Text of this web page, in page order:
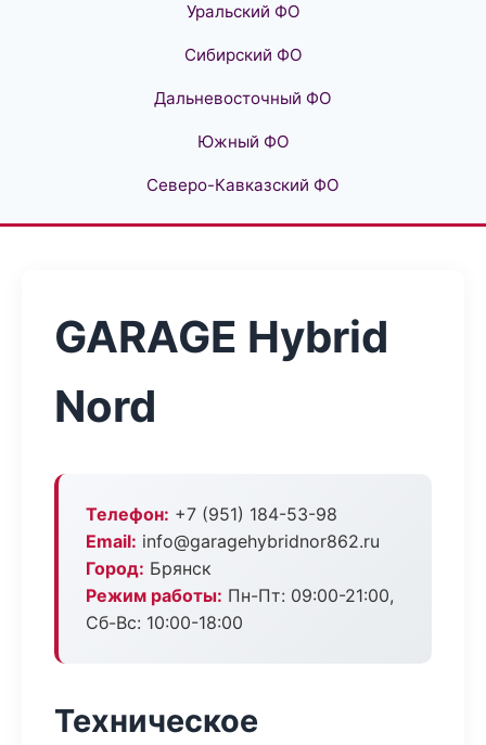
Уральский ФО
Сибирский ФО
Дальневосточный ФО
Южный ФО
Северо-Кавказский ФО
GARAGE Hybrid
Nord
Телефон: +7 (951) 184-53-98
Email: info@garagehybridnor862.ru
Город: Брянск
Режим работы: Пн-Пт: 09:00-21:00,
Сб-Вс: 10:00-18:00
Техническое